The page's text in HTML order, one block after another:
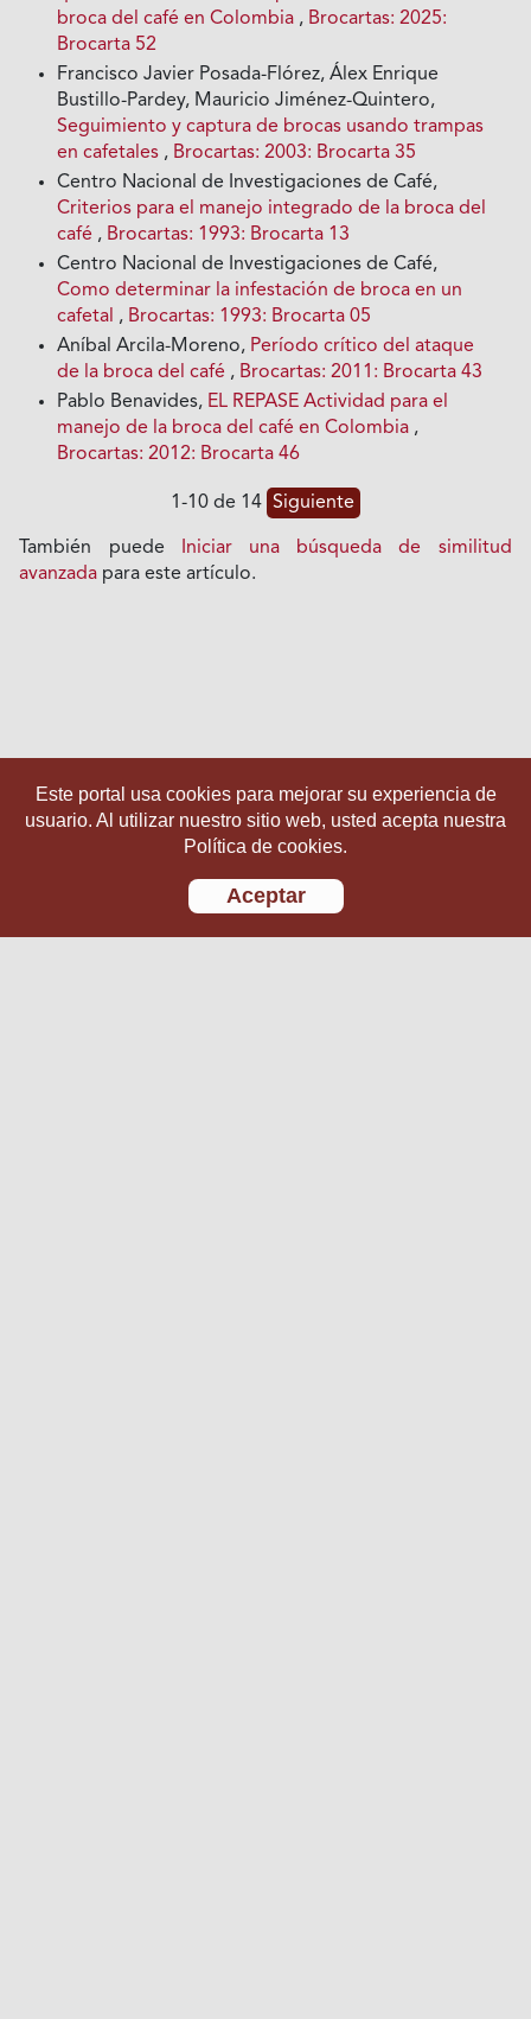
broca del café en Colombia , Brocartas: 2025:
Brocarta 52
Francisco Javier Posada-Flórez, Álex Enrique
Bustillo-Pardey, Mauricio Jiménez-Quintero,
Seguimiento y captura de brocas usando trampas
en cafetales , Brocartas: 2003: Brocarta 35
Centro Nacional de Investigaciones de Café,
Criterios para el manejo integrado de la broca del
café , Brocartas: 1993: Brocarta 13
Centro Nacional de Investigaciones de Café,
Como determinar la infestación de broca en un
cafetal , Brocartas: 1993: Brocarta 05
Aníbal Arcila-Moreno, Período crítico del ataque
de la broca del café , Brocartas: 2011: Brocarta 43
Pablo Benavides, EL REPASE Actividad para el
manejo de la broca del café en Colombia ,
Brocartas: 2012: Brocarta 46
1-10 de 14 Siguiente
También puede Iniciar una búsqueda de similitud
avanzada para este artículo.
Este portal usa cookies para mejorar su experiencia de
usuario. Al utilizar nuestro sitio web, usted acepta nuestra
Política de cookies.
Aceptar